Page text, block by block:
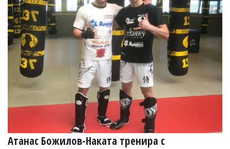
Атанас Божилов-Наката тренира с